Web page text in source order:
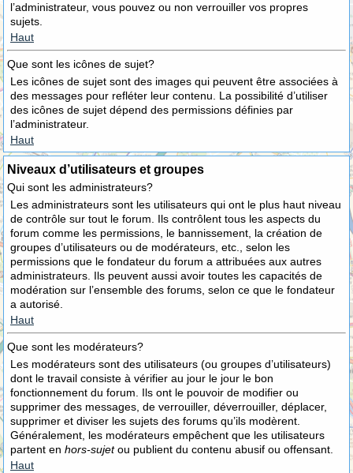
l’administrateur, vous pouvez ou non verrouiller vos propres
sujets.
Haut
Que sont les icônes de sujet?
Les icônes de sujet sont des images qui peuvent être associées à
des messages pour refléter leur contenu. La possibilité d’utiliser
des icônes de sujet dépend des permissions définies par
l’administrateur.
Haut
Niveaux d’utilisateurs et groupes
Qui sont les administrateurs?
Les administrateurs sont les utilisateurs qui ont le plus haut niveau
de contrôle sur tout le forum. Ils contrôlent tous les aspects du
forum comme les permissions, le bannissement, la création de
groupes d’utilisateurs ou de modérateurs, etc., selon les
permissions que le fondateur du forum a attribuées aux autres
administrateurs. Ils peuvent aussi avoir toutes les capacités de
modération sur l’ensemble des forums, selon ce que le fondateur
a autorisé.
Haut
Que sont les modérateurs?
Les modérateurs sont des utilisateurs (ou groupes d’utilisateurs)
dont le travail consiste à vérifier au jour le jour le bon
fonctionnement du forum. Ils ont le pouvoir de modifier ou
supprimer des messages, de verrouiller, déverrouiller, déplacer,
supprimer et diviser les sujets des forums qu’ils modèrent.
Généralement, les modérateurs empêchent que les utilisateurs
partent en hors-sujetou publient du contenu abusif ou offensant.
Haut